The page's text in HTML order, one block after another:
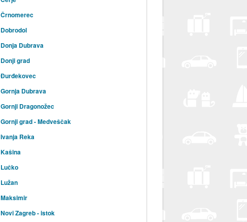
Črnomerec
Dobrodol
Donja Dubrava
Donji grad
Đurđekovec
Gornja Dubrava
Gornji Dragonožec
Gornji grad - Medveščak
Ivanja Reka
Kašina
Lučko
Lužan
Maksimir
Novi Zagreb - istok